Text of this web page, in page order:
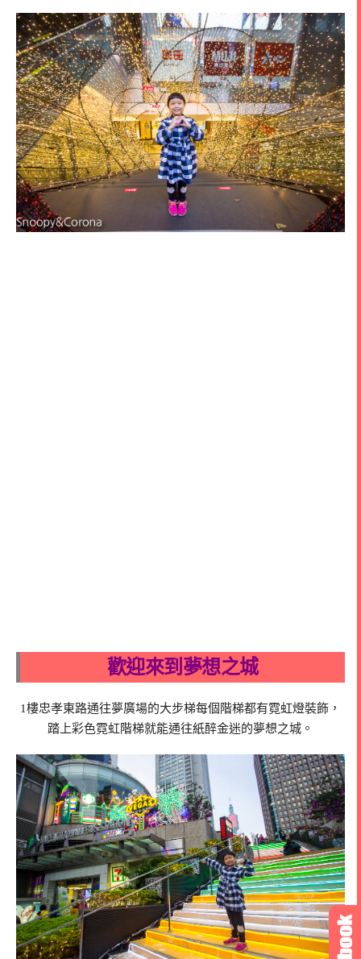
歡迎來到夢想之城
1樓忠孝東路通往夢廣場的大步梯每個階梯都有霓虹燈裝飾，
踏上彩色霓虹階梯就能通往紙醉金迷的夢想之城。